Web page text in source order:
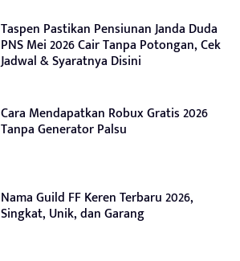
Taspen Pastikan Pensiunan Janda Duda
PNS Mei 2026 Cair Tanpa Potongan, Cek
Jadwal & Syaratnya Disini
Cara Mendapatkan Robux Gratis 2026
Tanpa Generator Palsu
Nama Guild FF Keren Terbaru 2026,
Singkat, Unik, dan Garang